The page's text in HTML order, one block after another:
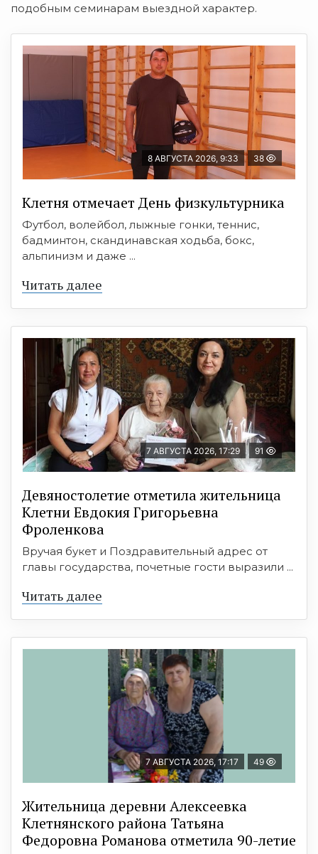
подобным семинарам выездной характер.
8 АВГУСТА 2026, 9:33 38
Клетня отмечает День физкультурника
Футбол, волейбол, лыжные гонки, теннис,
бадминтон, скандинавская ходьба, бокс,
альпинизм и даже ...
Читать далее
7 АВГУСТА 2026, 17:29 91
Девяностолетие отметила жительница
Клетни Евдокия Григорьевна
Фроленкова
Вручая букет и Поздравительный адрес от
главы государства, почетные гости выразили ...
Читать далее
7 АВГУСТА 2026, 17:17 49
Жительница деревни Алексеевка
Клетнянского района Татьяна
Федоровна Романова отметила 90-летие